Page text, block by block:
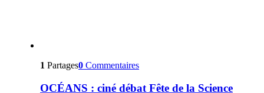
1 Partages0 Commentaires
OCÉANS : ciné débat Fête de la Science